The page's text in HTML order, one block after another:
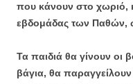
που κάνουν στο χωριό,
εβδομάδας των Παθών,
Τα παιδιά θα γίνουν οι
βάγια, θα